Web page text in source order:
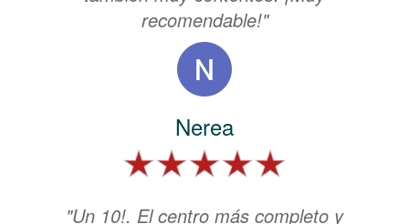
recomendable!"
Nerea
"Un 10!. El centro más completo y